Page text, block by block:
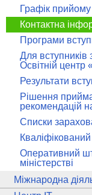
Графік
Контактна
Програми
Для вступників
Освітній центр
Результати
Рішення
рекомендацій
Списки
Оперативний
міністерстві
Міжнародна